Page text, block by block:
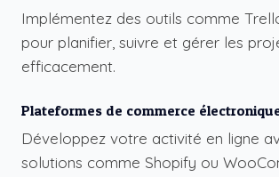
Implémentez des outils comme
pour planifier, suivre et gérer les
efficacement.
Plateformes de commerce
Développez votre activité en ligne
solutions comme Shopify ou